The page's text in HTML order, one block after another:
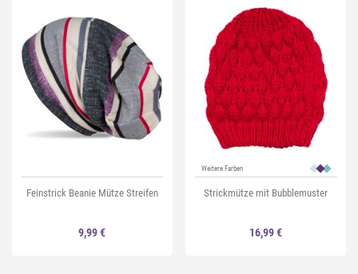
Feinstrick Beanie Mütze Streifen
9,99 €
Weitere Farben
Strickmütze mit Bubblemuster
16,99 €